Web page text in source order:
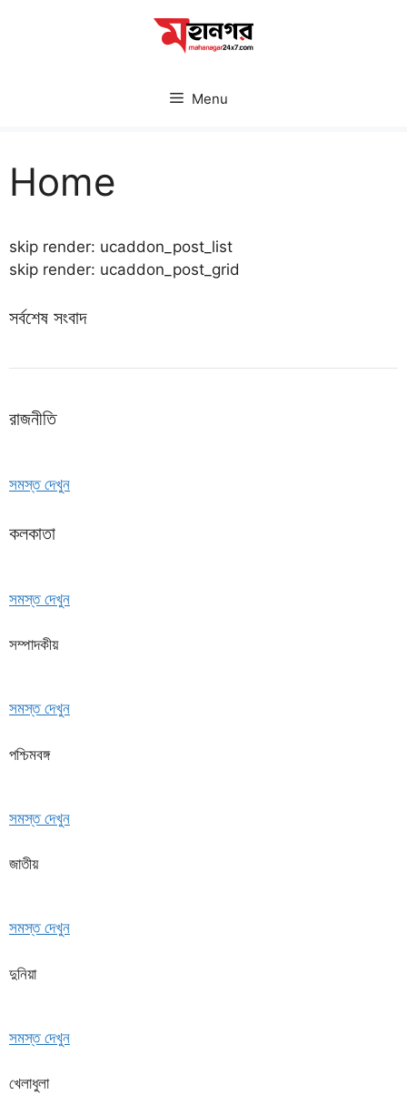
Menu
Home
skip render: ucaddon_post_list
skip render: ucaddon_post_grid
সর্বশেষ সংবাদ
রাজনীতি
সমস্ত দেখুন
কলকাতা
সমস্ত দেখুন
সম্পাদকীয়
সমস্ত দেখুন
পশ্চিমবঙ্গ
সমস্ত দেখুন
জাতীয়
সমস্ত দেখুন
দুনিয়া
সমস্ত দেখুন
খেলাধুলা